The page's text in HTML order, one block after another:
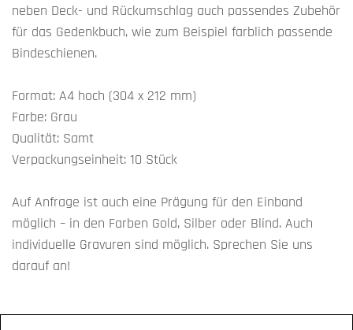
neben Deck- und Rückumschlag auch passendes Zubehör
für das Gedenkbuch, wie zum Beispiel farblich passende
Bindeschienen.
Format: A4 hoch (304 x 212 mm)
Farbe: Grau
Qualität: Samt
Verpackungseinheit: 10 Stück
Auf Anfrage ist auch eine Prägung für den Einband
möglich – in den Farben Gold, Silber oder Blind. Auch
individuelle Gravuren sind möglich. Sprechen Sie uns
darauf an!